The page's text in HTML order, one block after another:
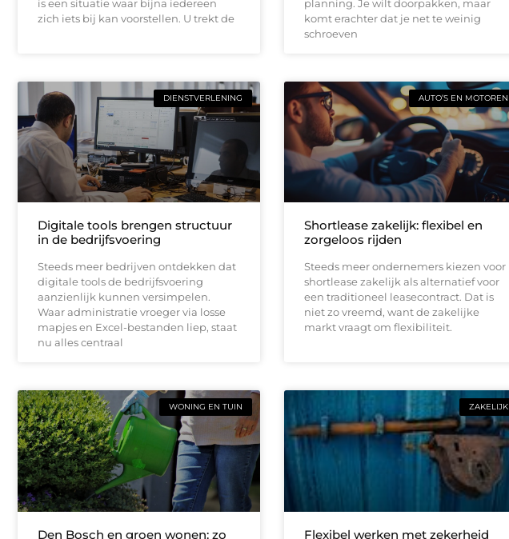
is een situatie waar bijna iedereen
zich iets bij kan voorstellen. U trekt de
planning. Je wilt doorpakken, maar
komt erachter dat je net te weinig
schroeven
DIENSTVERLENING
Digitale tools brengen structuur
in de bedrijfsvoering
Steeds meer bedrijven ontdekken dat
digitale tools de bedrijfsvoering
aanzienlijk kunnen versimpelen.
Waar administratie vroeger via losse
mapjes en Excel-bestanden liep, staat
nu alles centraal
AUTO’S EN MOTOREN
Shortlease zakelijk: flexibel en
zorgeloos rijden
Steeds meer ondernemers kiezen voor
shortlease zakelijk als alternatief voor
een traditioneel leasecontract. Dat is
niet zo vreemd, want de zakelijke
markt vraagt om flexibiliteit.
WONING EN TUIN
Den Bosch en groen wonen: zo
ZAKELIJK
Flexibel werken met zekerheid